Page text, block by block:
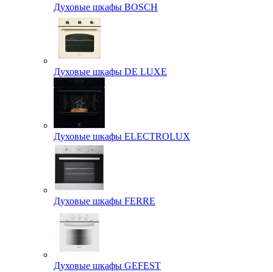
Духовые шкафы BOSCH
Духовые шкафы DE LUXE
Духовые шкафы ELECTROLUX
Духовые шкафы FERRE
Духовые шкафы GEFEST